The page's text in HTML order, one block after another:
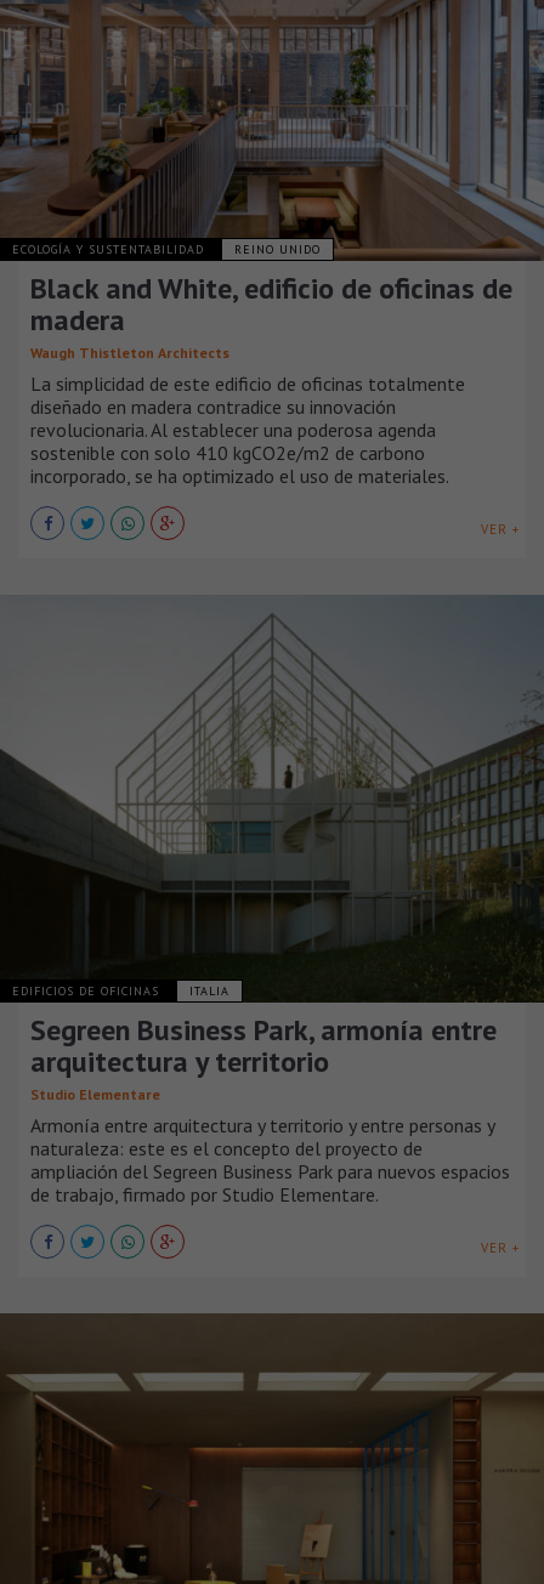
ECOLOGÍA Y SUSTENTABILIDAD REINO UNIDO
Black and White, edificio de oficinas de
madera
Waugh Thistleton Architects
La simplicidad de este edificio de oficinas totalmente
diseñado en madera contradice su innovación
revolucionaria. Al establecer una poderosa agenda
sostenible con solo 410 kgCO2e/m2 de carbono
incorporado, se ha optimizado el uso de materiales.
VER +
EDIFICIOS DE OFICINAS ITALIA
Segreen Business Park, armonía entre
arquitectura y territorio
Studio Elementare
Armonía entre arquitectura y territorio y entre personas y
naturaleza: este es el concepto del proyecto de
ampliación del Segreen Business Park para nuevos espacios
de trabajo, firmado por Studio Elementare.
VER +